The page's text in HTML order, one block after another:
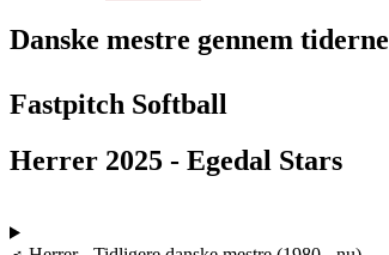
Danske mestre gennem tiderne
Fastpitch Softball
Herrer 2025 - Egedal Stars